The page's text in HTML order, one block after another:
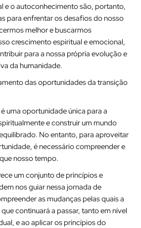
e o autoconhecimento são, portanto,
para enfrentar os desafios do nosso
melhor e buscarmos
crescimento espiritual e emocional,
para a nossa própria evolução e
da humanidade.
das oportunidades da transição
uma oportunidade única para a
e construir um mundo
No entanto, para aproveitar
é necessário compreender e
nosso tempo.
um conjunto de princípios e
nos guiar nessa jornada de
as mudanças pelas quais a
continuará a passar, tanto em nível
e ao aplicar os princípios do